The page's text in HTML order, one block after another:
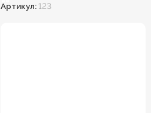
Артикул: 123